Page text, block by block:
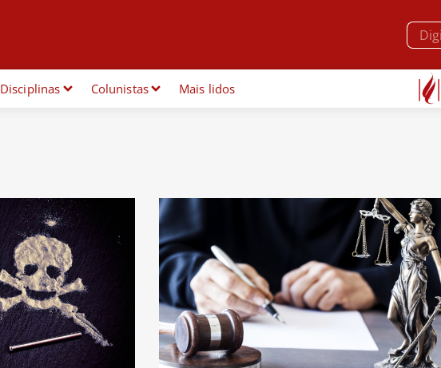
Disciplinas Colunistas Mais lidos